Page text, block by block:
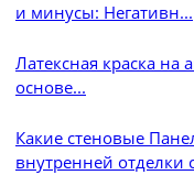
и минусы: Негативн...
Латексная краска на
основе...
Какие стеновые
внутренней отделки